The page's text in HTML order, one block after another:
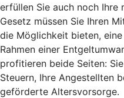
erfüllen Sie auch noch Ihre
Gesetz müssen Sie Ihren
die Möglichkeit bieten,
Rahmen einer
profitieren beide Seiten:
Steuern, Ihre Angestellten
geförderte Altersvorsorge.